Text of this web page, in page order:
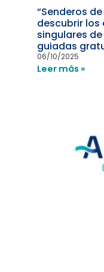
“Senderos
descubrir los
singulares
guiadas
06/10/2025
Leer más »